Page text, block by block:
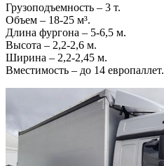
Грузоподъемность – 3 т.
Объем – 18-25 м³.
Длина фургона – 5-6,5 м.
Высота – 2,2-2,6 м.
Ширина – 2,2-2,45 м.
Вместимость – до 14 европаллет.